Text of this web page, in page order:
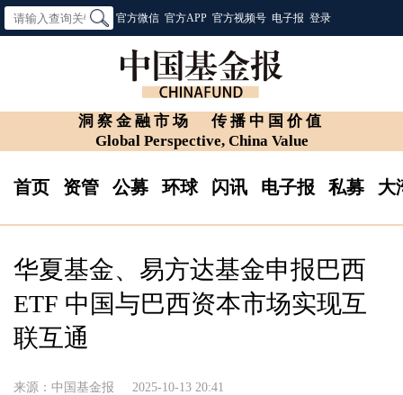
官方微信 官方APP 官方视频号 电子报 登录
洞察金融市场
传播中国价值
Global Perspective, China Value
首页 资管 公募 环球 闪讯 电子报 私募 大
华夏基金、易方达基金申报巴西
ETF 中国与巴西资本市场实现互
联互通
来源：中国基金报 2025-10-13 20:41